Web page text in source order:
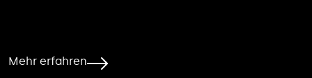
Mehr erfahren